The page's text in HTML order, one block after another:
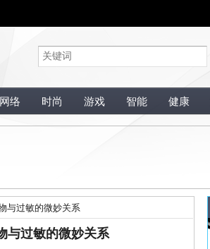
网络 时尚 游戏 智能 健康
与过敏的微妙关系
与过敏的微妙关系